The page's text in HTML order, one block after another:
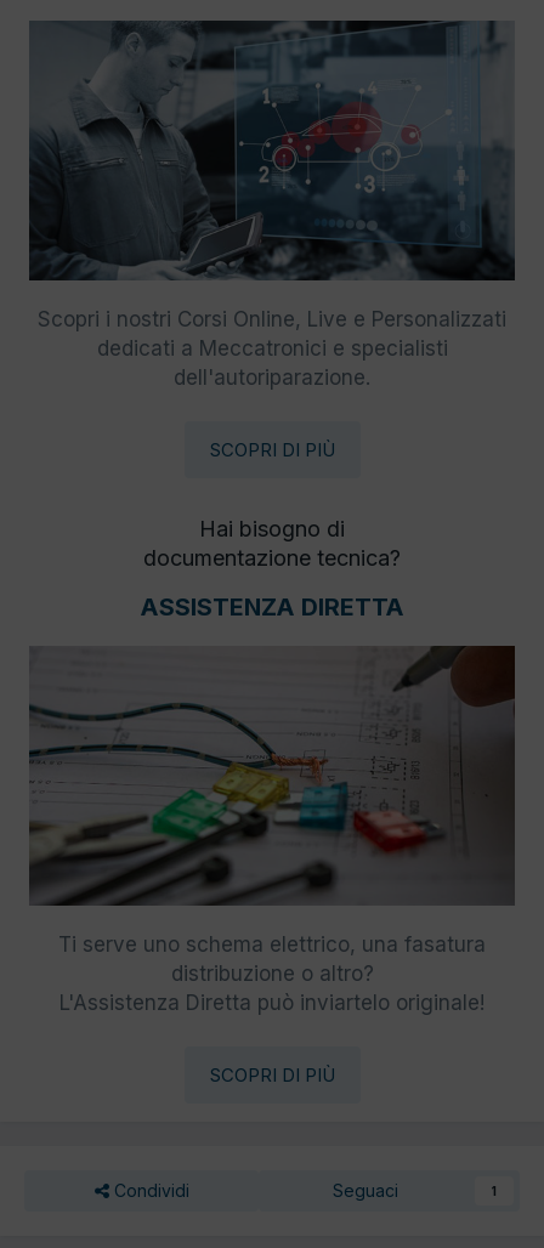
Scopri i nostri Corsi Online, Live e Personalizzati
dedicati a Meccatronici e specialisti
dell'autoriparazione.
SCOPRI DI PIÙ
Hai bisogno di
documentazione tecnica?
ASSISTENZA DIRETTA
Ti serve uno schema elettrico, una fasatura
distribuzione o altro?
L'Assistenza Diretta può inviartelo originale!
SCOPRI DI PIÙ
Condividi Seguaci 1